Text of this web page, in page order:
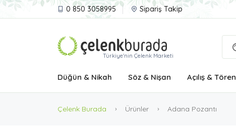
0 850 3058995 Sipariş Takip
Türkiye'nin Çelenk Marketi
Düğün & Nikah Söz & Nişan Açılış & Tören
Çelenk Burada Ürünler Adana Pozantı